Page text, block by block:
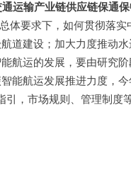
运输产业链供应链保通
要求下，如何贯彻落实
道建设；加大力度推动
航运的发展，要由研究
能航运发展推进力度，
引，市场规则、管理制度